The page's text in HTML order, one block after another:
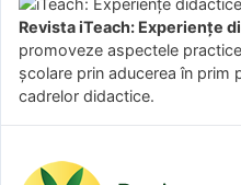
Revista iTeach: Experienţe
promoveze aspectele
şcolare prin aducerea în prim
cadrelor didactice.